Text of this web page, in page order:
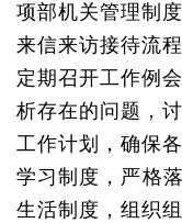
项部机关管理制
来信来访接待流
定期召开工作例
析存在的问题，
工作计划，确保
学习制度，严格
生活制度，组织